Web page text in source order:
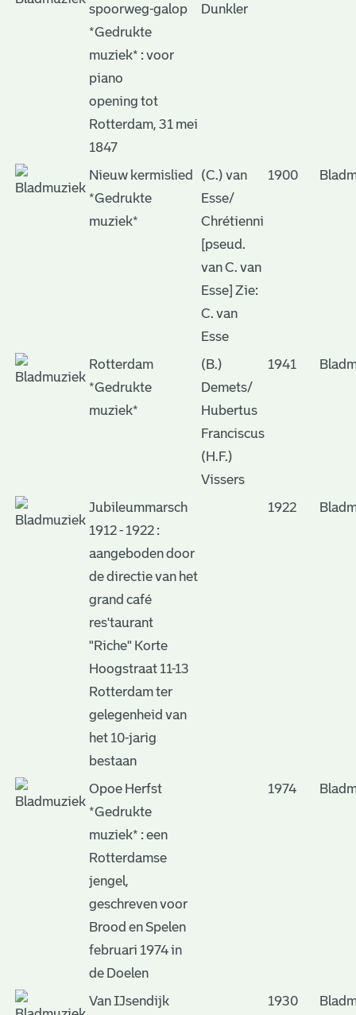
spoorweg-galop
*Gedrukte
muziek* : voor
piano
opening tot
Rotterdam, 31 mei
1847
Dunkler
Nieuw kermislied
*Gedrukte
muziek*
(C.) van
Esse/
Chrétienni
[pseud.
van C. van
Esse] Zie:
C. van
Esse
1900
Rotterdam
*Gedrukte
muziek*
(B.)
Demets/
Hubertus
Franciscus
(H.F.)
Vissers
1941
Jubileummarsch
1912 - 1922 :
aangeboden door
de directie van het
grand café
res'taurant
"Riche" Korte
Hoogstraat 11-13
Rotterdam ter
gelegenheid van
het 10-jarig
bestaan
1922
Opoe Herfst
*Gedrukte
muziek* : een
Rotterdamse
jengel,
geschreven voor
Brood en Spelen
februari 1974 in
de Doelen
1974
Van IJsendijk
1930